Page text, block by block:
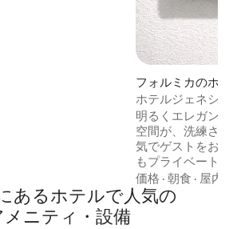
フォルミカのホテ
ホテルジェネシス
明るくエレガント
空間が、洗練され
気でゲストをお迎
もプライベート
防音対策が施され
ーズ家具が揃い
薄型テレビ、洗練
価格 ·朝食 · 屋内
あるホ⁠テ⁠ル⁠で人⁠気⁠の
メ⁠ニ⁠テ⁠ィ⁠・設⁠備